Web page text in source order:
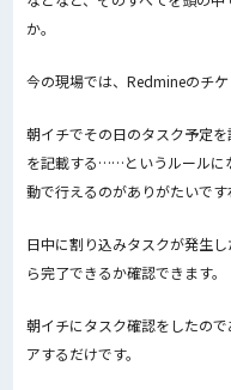
か。
今の現場では、Redmineのチケ
朝イチでその日のタスク予定
を記載する……というルールに
動で行えるのがありがたいです
日中に割り込みタスクが発生
ら完了できるか確認できます。
朝イチにタスク確認をしたの
アするだけです。